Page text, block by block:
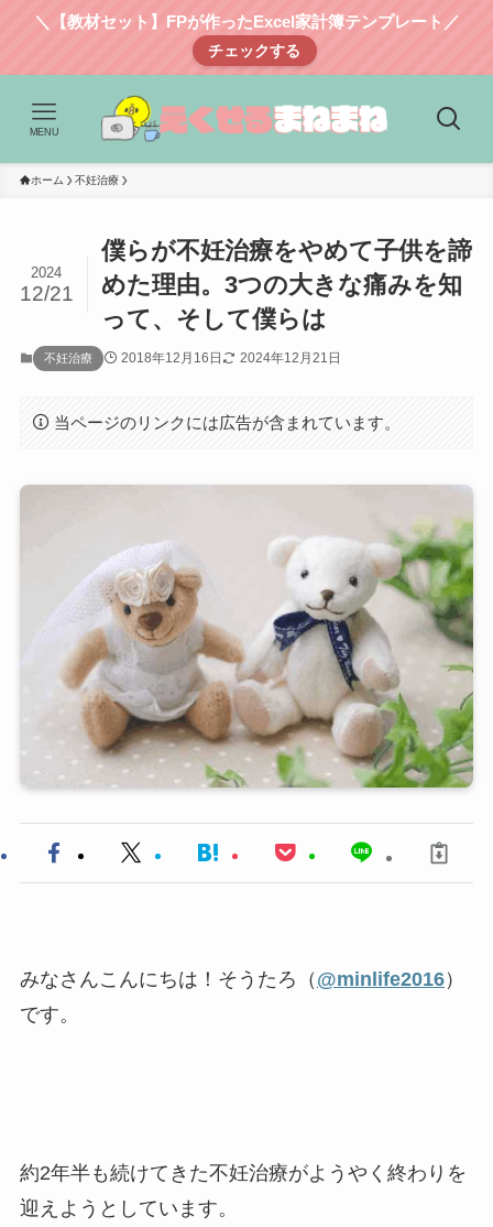
＼【教材セット】FPが作ったExcel家計簿テンプレート／
チェックする
MENU
ホーム 不妊治療
僕らが不妊治療をやめて子供を諦
めた理由。3つの大きな痛みを知
って、そして僕らは
2024
12/21
不妊治療 2018年12月16日 2024年12月21日
当ページのリンクには広告が含まれています。
みなさんこんにちは！そうたろ（ @minlife2016）
です。
約2年半も続けてきた不妊治療がようやく終わりを
迎えようとしています。